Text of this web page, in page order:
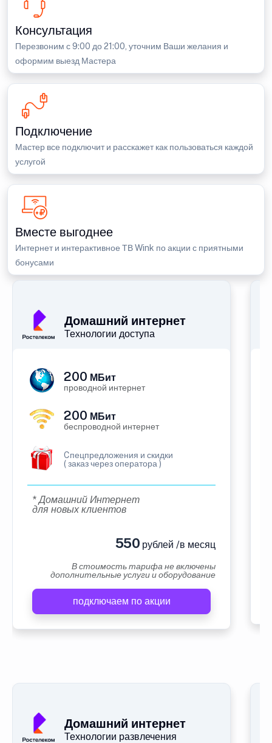
Консультация
Перезвоним с 9:00 до 21:00, уточним Ваши желания и
оформим выезд Мастера
Подключение
Мастер все подключит и расскажет как пользоваться каждой
услугой
Вместе выгоднее
Интернет и интерактивное ТВ Wink по акции с приятными
бонусами
Домашний интернет
Технологии доступа
200 МБит
проводной интернет
200 МБит
беспроводной интернет
Cпецпредложения и скидки
( заказ через оператора )
* Домашний Интернет
для новых клиентов
550 рублей /в месяц
В стоимость тарифа не включены
дополнительные услуги и оборудование
подключаем по акции
Домашний интернет
Технологии развлечения